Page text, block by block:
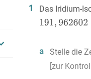
1 Das Iridium-
a Stelle die
[zur